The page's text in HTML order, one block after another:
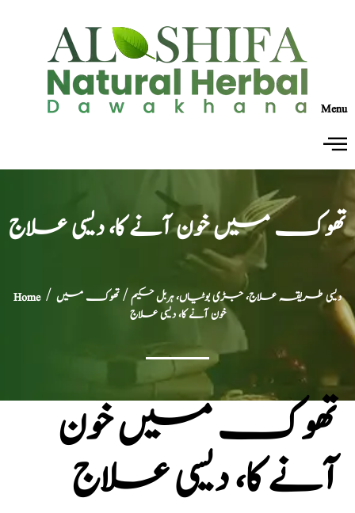
Menu
تھوک میں خون آنے کا، دیسی علاج
Home/ دیسی طریقہ علاج، جڑی بوٹیاں، ہربل حکیم/ تھوک میں
خون آنے کا، دیسی علاج
تھوک میں خون
آنے کا، دیسی علاج